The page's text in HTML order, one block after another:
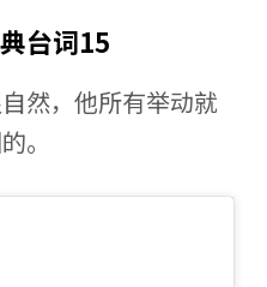
台词15
然，他所有举动就
。